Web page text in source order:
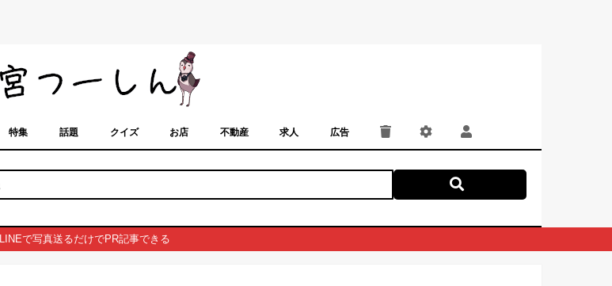
特集 話題 クイズ お店 不動産 求人 広告
LINEで写真送るだけでPR記事できる